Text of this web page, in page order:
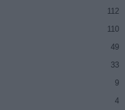
112
110
49
33
9
4